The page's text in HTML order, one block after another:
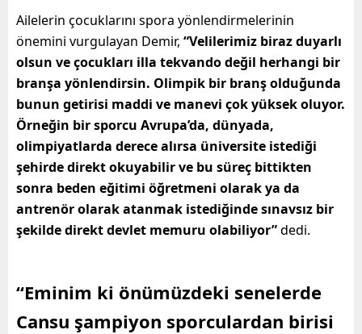
Ailelerin çocuklarını spora yönlendirmelerinin
önemini vurgulayan Demir, “Velilerimiz biraz duyarlı
olsun ve çocukları illa tekvando değil herhangi bir
branşa yönlendirsin. Olimpik bir branş olduğunda
bunun getirisi maddi ve manevi çok yüksek oluyor.
Örneğin bir sporcu Avrupa’da, dünyada,
olimpiyatlarda derece alırsa üniversite istediği
şehirde direkt okuyabilir ve bu süreç bittikten
sonra beden eğitimi öğretmeni olarak ya da
antrenör olarak atanmak istediğinde sınavsız bir
şekilde direkt devlet memuru olabiliyor”dedi.
“Eminim ki önümüzdeki senelerde
Cansu şampiyon sporculardan birisi